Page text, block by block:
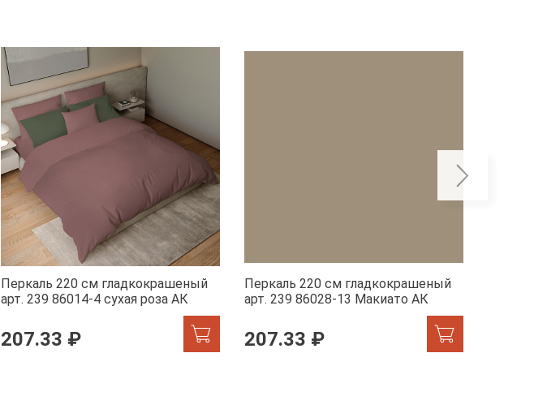
Перкаль 220 см гладкокрашеный
арт. 239 86014-4 сухая роза АК
207.33 ₽
Перкаль 220 см гладкокрашеный
арт. 239 86028-13 Макиато АК
207.33 ₽